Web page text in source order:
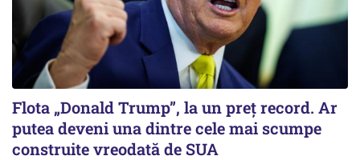
Flota „Donald Trump”, la un preț record. Ar
putea deveni una dintre cele mai scumpe
construite vreodată de SUA